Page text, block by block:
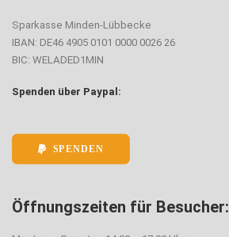
Sparkasse Minden-Lübbecke
IBAN: DE46 4905 0101 0000 0026 26
BIC: WELADED1MIN
Spenden über Paypal:
SPENDEN
Öffnungszeiten für Besucher: